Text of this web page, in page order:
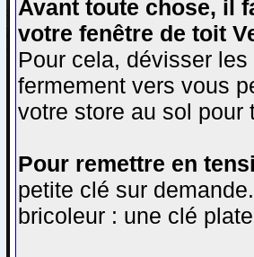
Avant toute chose, il
votre fenêtre de toit
Pour cela, dévisser
fermement vers vous
votre store au sol pour
Pour remettre en
petite clé sur
bricoleur : une clé